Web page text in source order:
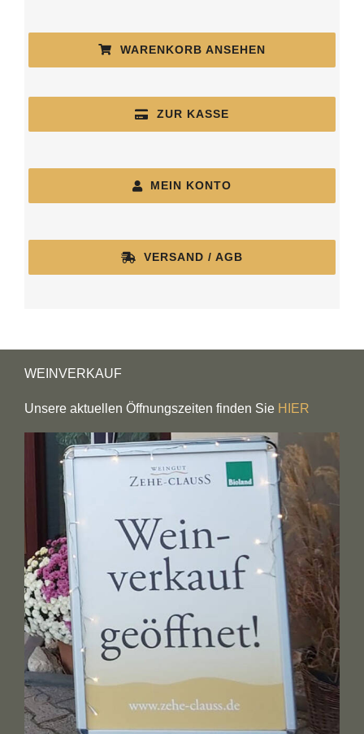
WARENKORB ANSEHEN
ZUR KASSE
MEIN KONTO
VERSAND / AGB
WEINVERKAUF
Unsere aktuellen Öffnungszeiten finden Sie HIER